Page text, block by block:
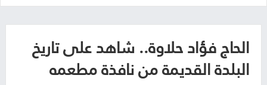
الحاج فؤاد حلاوة.. شاهد على تاريخ
البلدة القديمة من نافذة مطعمه